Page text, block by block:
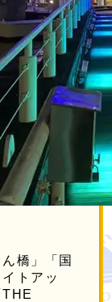
橋」「国
トアッ